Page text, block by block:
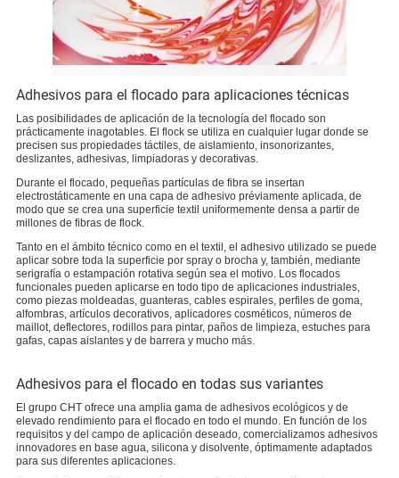
Adhesivos para el flocado para aplicaciones técnicas
Las posibilidades de aplicación de la tecnología del flocado son
prácticamente inagotables. El flock se utiliza en cualquier lugar donde se
precisen sus propiedades táctiles, de aislamiento, insonorizantes,
deslizantes, adhesivas, limpiadoras y decorativas.
Durante el flocado, pequeñas partículas de fibra se insertan
electrostáticamente en una capa de adhesivo préviamente aplicada, de
modo que se crea una superficie textil uniformemente densa a partir de
millones de fibras de flock.
Tanto en el ámbito técnico como en el textil, el adhesivo utilizado se puede
aplicar sobre toda la superficie por spray o brocha y, también, mediante
serigrafía o estampación rotativa según sea el motivo. Los flocados
funcionales pueden aplicarse en todo tipo de aplicaciones industriales,
como piezas moldeadas, guanteras, cables espirales, perfiles de goma,
alfombras, artículos decorativos, aplicadores cosméticos, números de
maillot, deflectores, rodillos para pintar, paños de limpieza, estuches para
gafas, capas aislantes y de barrera y mucho más.
Adhesivos para el flocado en todas sus variantes
El grupo CHT ofrece una amplia gama de adhesivos ecológicos y de
elevado rendimiento para el flocado en todo el mundo. En función de los
requisitos y del campo de aplicación deseado, comercializamos adhesivos
innovadores en base agua, silicona y disolvente, óptimamente adaptados
para sus diferentes aplicaciones.